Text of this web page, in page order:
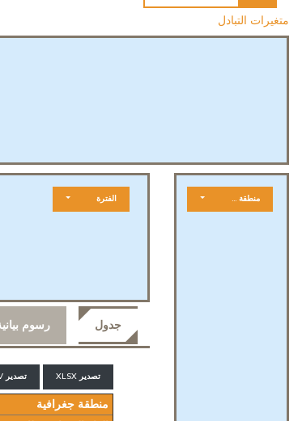
متغيرات التبادل
منطقة جغرافية الفترة
جدول رسوم
تصدير XLSX تصدير CSV
منطقة جغرافية